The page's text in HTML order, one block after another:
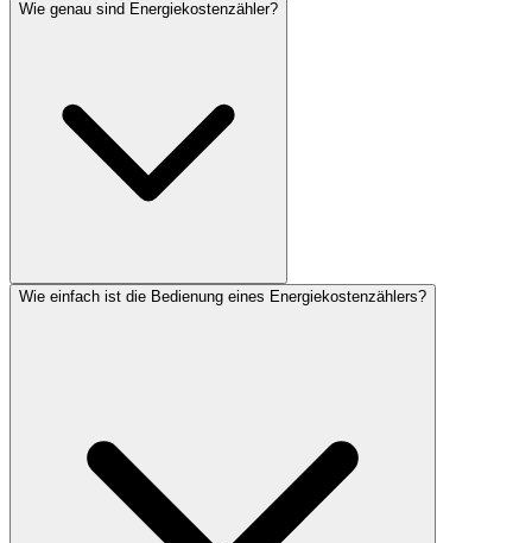
Wie genau sind Energiekostenzähler?
Wie einfach ist die Bedienung eines Energiekostenzählers?